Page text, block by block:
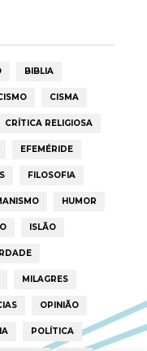
BIBLIA
CISMA
CRÍTICA RELIGIOSA
EFEMÉRIDE
FILOSOFIA
HUMOR
ISLÃO
MILAGRES
OPINIÃO
POLÍTICA